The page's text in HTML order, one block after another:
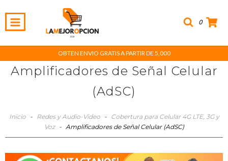
0
OBTEN ENVIO GRATIS A PARTIR DE 5,000
Amplificadores de Señal Celular
(AdSC)
Inicio - Redes y Audio-Video -
Cobertura para Celular 4G LTE, 3G y
Voz
- Amplificadores de Señal Celular (AdSC)